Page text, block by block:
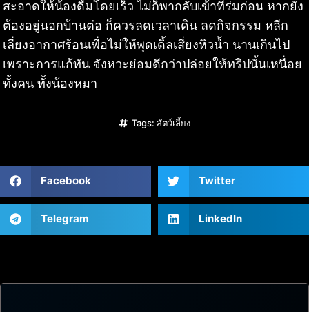
สะอาดให้น้องดื่มโดยเร็ว ไม่ก็พากลับเข้าที่ร่มก่อน หากยัง
ต้องอยู่นอกบ้านต่อ ก็ควรลดเวลาเดิน ลดกิจกรรม หลีก
เลี่ยงอากาศร้อนเพื่อไม่ให้พุดเดิ้ลเสี่ยงหิวน้ำ นานเกินไป
เพราะการแก้ทัน จังหวะย่อมดีกว่าปล่อยให้ทริปนั้นเหนื่อย
ทั้งคน ทั้งน้องหมา
Tags: สัตว์เลี้ยง
Facebook Twitter
Telegram LinkedIn